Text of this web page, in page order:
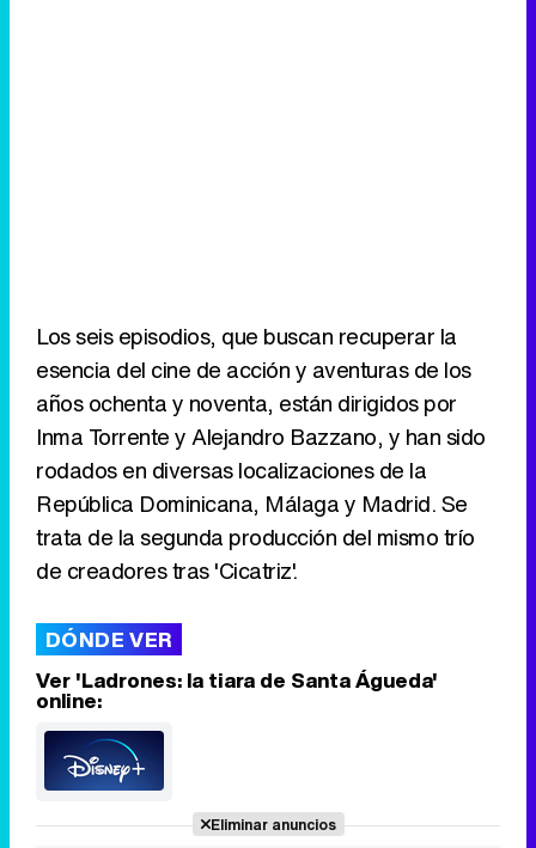
Los seis episodios, que buscan recuperar la
esencia del cine de acción y aventuras de los
años ochenta y noventa, están dirigidos por
Inma Torrente y Alejandro Bazzano, y han sido
rodados en diversas localizaciones de la
República Dominicana, Málaga y Madrid. Se
trata de la segunda producción del mismo trío
de creadores tras 'Cicatriz'.
DÓNDE VER
Ver 'Ladrones: la tiara de Santa Águeda'
online:
Eliminar anuncios